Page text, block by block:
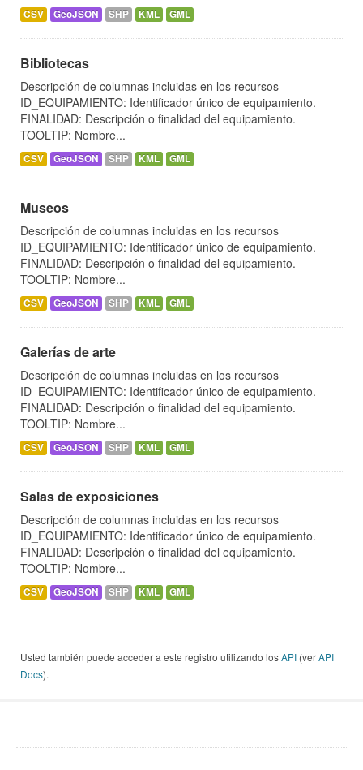
CSV GeoJSON SHP KML GML
Bibliotecas
Descripción de columnas incluidas en los recursos
ID_EQUIPAMIENTO: Identificador único de equipamiento.
FINALIDAD: Descripción o finalidad del equipamiento.
TOOLTIP: Nombre...
CSV GeoJSON SHP KML GML
Museos
Descripción de columnas incluidas en los recursos
ID_EQUIPAMIENTO: Identificador único de equipamiento.
FINALIDAD: Descripción o finalidad del equipamiento.
TOOLTIP: Nombre...
CSV GeoJSON SHP KML GML
Galerías de arte
Descripción de columnas incluidas en los recursos
ID_EQUIPAMIENTO: Identificador único de equipamiento.
FINALIDAD: Descripción o finalidad del equipamiento.
TOOLTIP: Nombre...
CSV GeoJSON SHP KML GML
Salas de exposiciones
Descripción de columnas incluidas en los recursos
ID_EQUIPAMIENTO: Identificador único de equipamiento.
FINALIDAD: Descripción o finalidad del equipamiento.
TOOLTIP: Nombre...
CSV GeoJSON SHP KML GML
Usted también puede acceder a este registro utilizando losAPI (verAPI
Docs).